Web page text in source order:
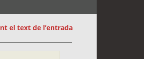
el text de l’entrada